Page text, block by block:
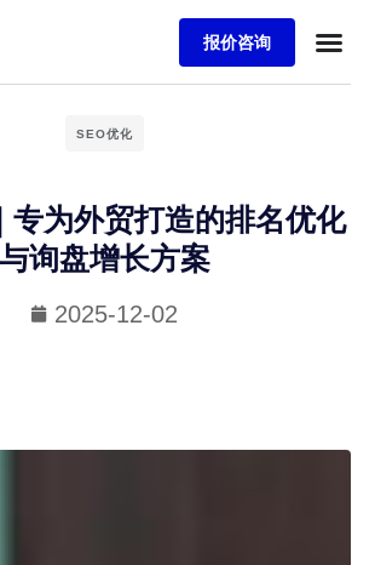
报价咨询
SEO优化
专为外贸打造的排名优化
与询盘增长方案
2025-12-02